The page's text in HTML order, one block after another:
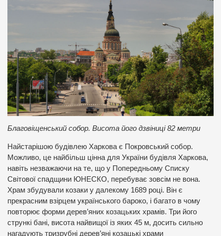
Благовіщенський собор. Висота його дзвіниці 82 метри
Найстарішою будівлею Харкова є Покровський собор.
Можливо, це найбільш цінна для України будівля Харкова,
навіть незважаючи на те, що у Попередньому Списку
Світової спадщини ЮНЕСКО, перебуває зовсім не вона.
Храм збудували козаки у далекому 1689 році. Він є
прекрасним взірцем українського бароко, і багато в чому
повторює форми дерев’яних козацьких храмів. Три його
стрункі бані, висота найвищої із яких 45 м, досить сильно
нагадують тризрубні дерев’яні козацькі храми